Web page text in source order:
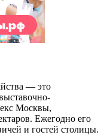
— это
Москвы,
Ежегодно его
и гостей столицы.